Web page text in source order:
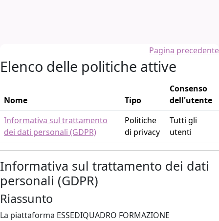
Pagina precedente
Elenco delle politiche attive
Nome Tipo
Consenso
dell'utente
Informativa sul trattamento
dei dati personali (GDPR)
Politiche
di privacy
Tutti gli
utenti
Informativa sul trattamento dei dati
personali (GDPR)
Riassunto
La piattaforma ESSEDIQUADRO FORMAZIONE